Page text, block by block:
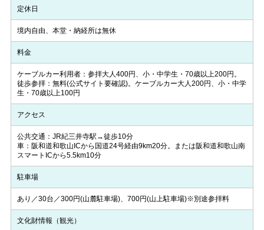
定休日
境内自由、本堂・納経所は無休
料金
ケーブルカー利用者：参拝大人400円、小・中学生・70歳以上200円。
徒歩参拝：無料(公式サイト要確認)。ケーブルカー大人200円、小・中学
生・70歳以上100円
アクセス
公共交通：JR紀三井寺駅→徒歩10分
車：阪和道和歌山ICから国道24号経由9km20分。または阪和道和歌山南
スマートICから5.5km10分
駐車場
あり／30台／300円(山麓駐車場)、700円(山上駐車場)※別途参拝料
文化財情報（観光）